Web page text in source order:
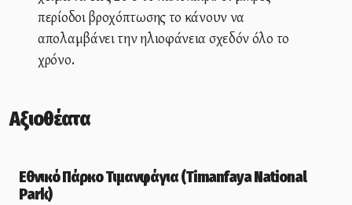
περίοδοι βροχόπτωσης το κάνουν να
απολαμβάνει την ηλιοφάνεια σχεδόν όλο το
χρόνο.
Αξιοθέατα
Εθνικό Πάρκο Τιμανφάγια (Timanfaya National
Park)